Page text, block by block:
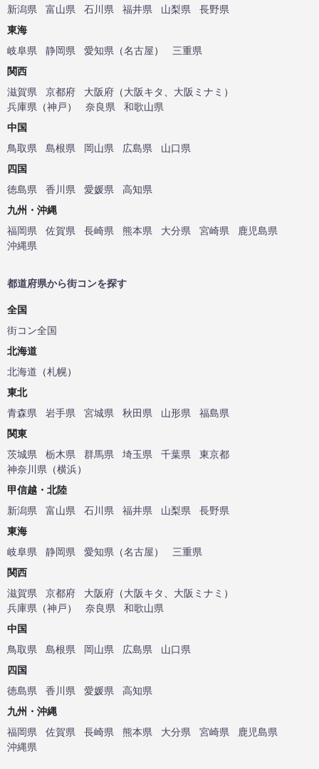
新潟県
富山県 石川県 福井県 山梨県
長野県
東海
岐阜県
静岡県 愛知県 （名古屋）
三重県
関西
滋賀県
京都府 大阪府 （大阪キタ 大阪ミナミ ）
兵庫県 （神戸） 奈良県
和歌山県
中国
鳥取県
島根県 岡山県 広島県
山口県
四国
徳島県
香川県 愛媛県
高知県
九州・沖縄
福岡県
佐賀県 長崎県 熊本県 大分県 宮崎県
鹿児島県
沖縄県
都道府県から街コンを探す
全国
街コン全国
北海道
北海道 （札幌）
東北
青森県
岩手県 宮城県 秋田県 山形県
福島県
関東
茨城県
栃木県 群馬県 埼玉県 千葉県
東京都
神奈川県 （横浜）
甲信越・北陸
新潟県
富山県 石川県 福井県 山梨県
長野県
東海
岐阜県
静岡県 愛知県 （名古屋）
三重県
関西
滋賀県
京都府 大阪府 （大阪キタ 大阪ミナミ ）
兵庫県 （神戸） 奈良県
和歌山県
中国
鳥取県
島根県 岡山県 広島県
山口県
四国
徳島県
香川県 愛媛県
高知県
九州・沖縄
福岡県
佐賀県 長崎県 熊本県 大分県 宮崎県
鹿児島県
沖縄県